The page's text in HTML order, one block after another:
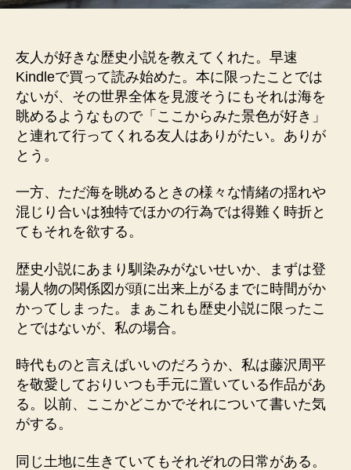
友人が好きな歴史小説を教えてくれた。早速
Kindleで買って読み始めた。本に限ったことでは
ないが、その世界全体を見渡そうにもそれは海を
眺めるようなもので「ここからみた景色が好き」
と連れて行ってくれる友人はありがたい。ありが
とう。
一方、ただ海を眺めるときの様々な情緒の揺れや
混じり合いは独特でほかの行為では得難く時折と
てもそれを欲する。
歴史小説にあまり馴染みがないせいか、まずは登
場人物の関係図が頭に出来上がるまでに時間がか
かってしまった。まぁこれも歴史小説に限ったこ
とではないが、私の場合。
時代ものと言えばいいのだろうか、私は藤沢周平
を敬愛しておりいつも手元に置いている作品があ
る。以前、ここかどこかでそれについて書いた気
がする。
同じ土地に生きていてもそれぞれの日常がある。